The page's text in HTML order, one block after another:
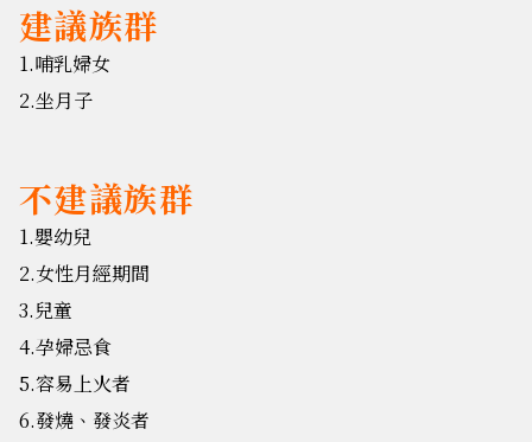
建議族群
1.哺乳婦女
2.坐月子
不建議族群
1.嬰幼兒
2.女性月經期間
3.兒童
4.孕婦忌食
5.容易上火者
6.發燒、發炎者